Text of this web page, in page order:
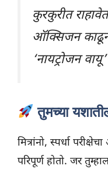
कुरकुरीत
ऑक्सिजन काढून
‘नायट्रोजन
तुमच्या
मित्रांनो, स्पर्धा
परिपूर्ण होतो. जर